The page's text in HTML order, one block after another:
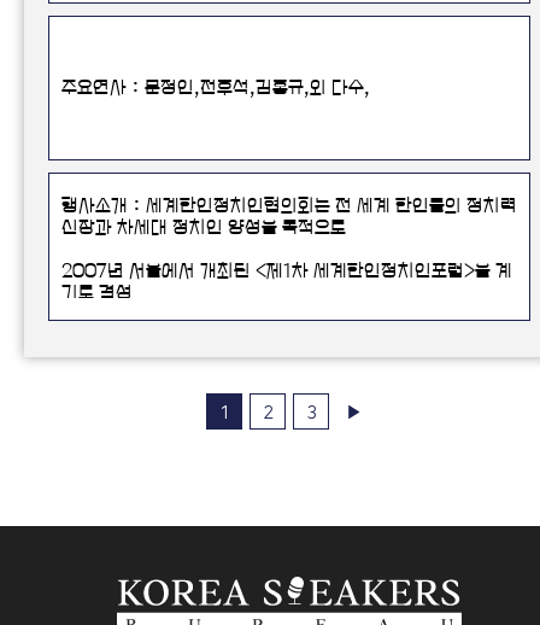
주요연사 : 문정인,전후석,김홍규,외 다수,
행사소개 : 세계한인정치인협의회는 전 세계 한인들의 정치력
신장과 차세대 정치인 양성을 목적으로
2007년 서울에서 개최된 <제1차 세계한인정치인포럼>을 계
기로 결성
가 주최하는 <세계한인정치인포럼>은
2009년 제3차 대회 이후 6년만인 2015년에 재개되어 매년
1 2 3 ▶